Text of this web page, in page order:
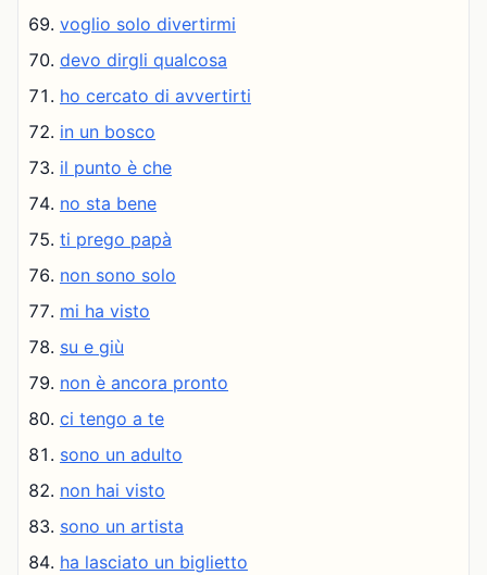
voglio solo divertirmi
devo dirgli qualcosa
ho cercato di avvertirti
in un bosco
il punto è che
no sta bene
ti prego papà
non sono solo
mi ha visto
su e giù
non è ancora pronto
ci tengo a te
sono un adulto
non hai visto
sono un artista
ha lasciato un biglietto